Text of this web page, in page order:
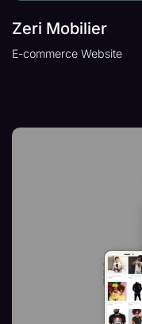
Zeri Mobilier
E-commerce Website